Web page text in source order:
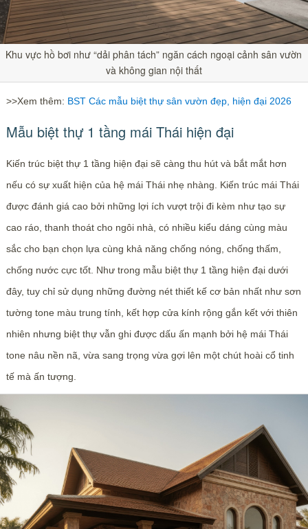
Khu vực hồ bơi như “dải phân tách” ngăn cách ngoại cảnh sân vườn
và không gian nội thất
>>Xem thêm: BST Các mẫu biệt thự sân vườn đẹp, hiện đại 2026
Mẫu biệt thự 1 tầng mái Thái hiện đại
Kiến trúc biệt thự 1 tầng hiện đại sẽ càng thu hút và bắt mắt hơn
nếu có sự xuất hiện của hệ mái Thái nhẹ nhàng. Kiến trúc mái Thái
được đánh giá cao bởi những lợi ích vượt trội đi kèm như tạo sự
cao ráo, thanh thoát cho ngôi nhà, có nhiều kiểu dáng cùng màu
sắc cho bạn chọn lựa cùng khả năng chống nóng, chống thấm,
chống nước cực tốt. Như trong mẫu biệt thự 1 tầng hiện đại dưới
đây, tuy chỉ sử dụng những đường nét thiết kế cơ bản nhất như sơn
tường tone màu trung tính, kết hợp cửa kính rộng gắn kết với thiên
nhiên nhưng biệt thự vẫn ghi được dấu ấn mạnh bởi hệ mái Thái
tone nâu nền nã, vừa sang trọng vừa gợi lên một chút hoài cổ tinh
tế mà ấn tượng.